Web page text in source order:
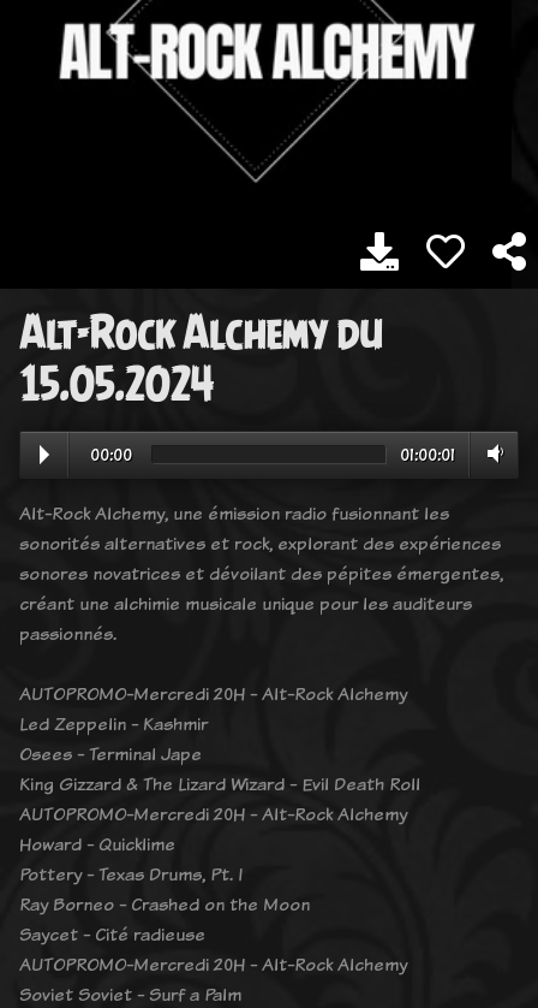
Alt-Rock Alchemy du
15.05.2024
00:00 01:00:01
Alt-Rock Alchemy, une émission radio fusionnant les
sonorités alternatives et rock, explorant des expériences
sonores novatrices et dévoilant des pépites émergentes,
créant une alchimie musicale unique pour les auditeurs
passionnés.
AUTOPROMO-Mercredi 20H - Alt-Rock Alchemy
Led Zeppelin - Kashmir
Osees - Terminal Jape
King Gizzard & The Lizard Wizard - Evil Death Roll
AUTOPROMO-Mercredi 20H - Alt-Rock Alchemy
Howard - Quicklime
Pottery - Texas Drums, Pt. I
Ray Borneo - Crashed on the Moon
Saycet - Cité radieuse
AUTOPROMO-Mercredi 20H - Alt-Rock Alchemy
Soviet Soviet - Surf a Palm